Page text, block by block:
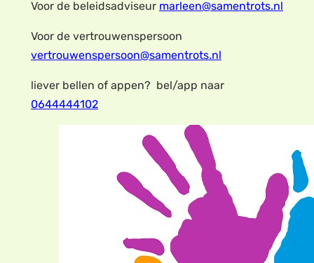
Voor de beleidsadviseur marleen@samentrots.nl
Voor de vertrouwenspersoon
vertrouwenspersoon@samentrots.nl
liever bellen of appen? bel/app naar
0644444102